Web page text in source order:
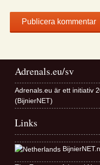
Adrenals.eu/sv
Adrenals.eu är ett initiativ
(BijnierNET)
Links